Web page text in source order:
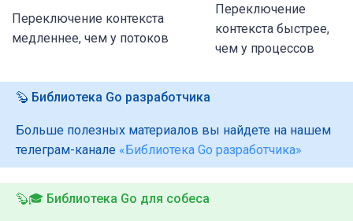
Переключение контекста
медленнее, чем у потоков
Переключение
контекста быстрее,
чем у процессов
🦫 Библиотека Go разработчика
Больше полезных материалов вы найдете на нашем
телеграм-канале «Библиотека Go разработчика»
🦫🎓 Библиотека Go для собеса